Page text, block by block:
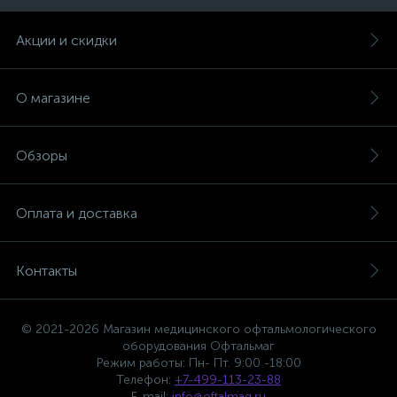
Акции и скидки
О магазине
Обзоры
Оплата и доставка
Контакты
© 2021-2026 Магазин медицинского офтальмологического
оборудования Офтальмаг
Режим работы: Пн- Пт. 9:00 -18:00
Телефон: +7-499-113-23-88